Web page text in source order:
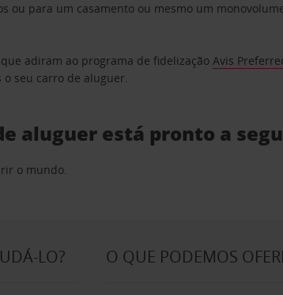
ou para um casamento ou mesmo um
adiram ao programa de fidelizaçãoAvis
seu carro de aluguer.
aluguer está pronto a
o mundo.
LO? O QUE PODEMOS